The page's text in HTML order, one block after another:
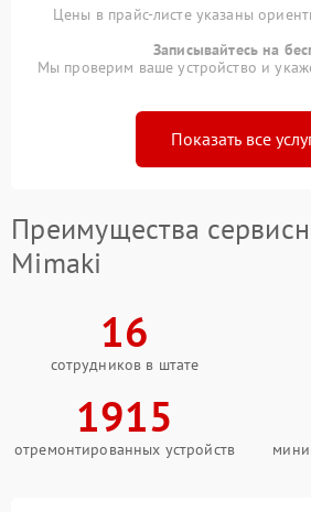
Цены в прайс-листе указаны
Записывайтесь на
Мы проверим ваше устройство и
Показать все
Преимущества
Mimaki
16
сотрудников в штате
1915
отремонтированных устройств